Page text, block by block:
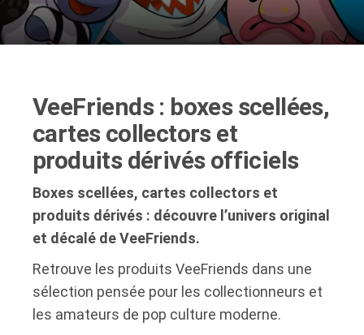
VeeFriends : boxes scellées,
cartes collectors et
produits dérivés officiels
Boxes scellées, cartes collectors et
produits dérivés : découvre l’univers original
et décalé de VeeFriends.
Retrouve les produits VeeFriends dans une
sélection pensée pour les collectionneurs et
les amateurs de pop culture moderne.